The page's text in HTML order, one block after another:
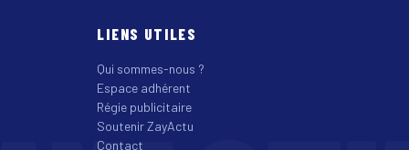
LIENS UTILES
Qui sommes-nous ?
Espace adhérent
Régie publicitaire
Soutenir ZayActu
Contact